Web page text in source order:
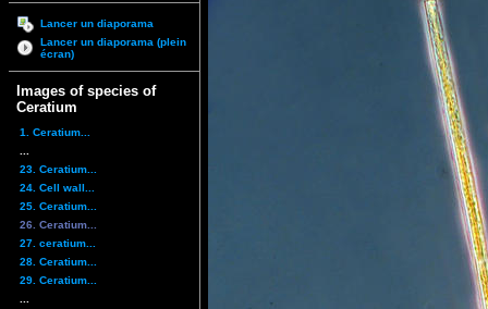
Lancer un diaporama
Lancer un diaporama (plein
écran)
Images of species of
Ceratium
1. Ceratium...
23. Ceratium...
24. Cell wall...
25. Ceratium...
26. Ceratium...
27. ceratium...
28. Ceratium...
29. Ceratium...